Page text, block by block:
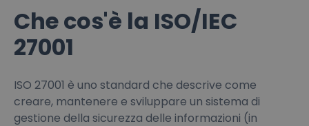
Che cos'è la ISO/IEC
27001
ISO 27001 è uno standard che descrive come
creare, mantenere e sviluppare un sistema di
gestione della sicurezza delle informazioni (in